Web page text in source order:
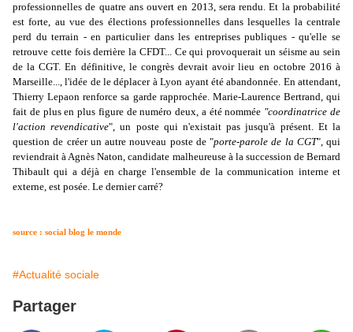
professionnelles de quatre ans ouvert en 2013, sera rendu. Et la probabilité
est forte, au vue des élections professionnelles dans lesquelles la centrale
perd du terrain - en particulier dans les entreprises publiques - qu'elle se
retrouve cette fois derrière la CFDT... Ce qui provoquerait un séisme au sein
de la CGT. En définitive, le congrès devrait avoir lieu en octobre 2016 à
Marseille..., l'idée de le déplacer à Lyon ayant été abandonnée. En attendant,
Thierry Lepaon renforce sa garde rapprochée. Marie-Laurence Bertrand, qui
fait de plus en plus figure de numéro deux, a été nommée "coordinatrice de
l'action revendicative", un poste qui n'existait pas jusqu'à présent. Et la
question de créer un autre nouveau poste de "porte-parole de la CGT", qui
reviendrait à Agnès Naton, candidate malheureuse à la succession de Bernard
Thibault qui a déjà en charge l'ensemble de la communication interne et
externe, est posée. Le dernier carré?
source : social blog le monde
#Actualité sociale
Partager